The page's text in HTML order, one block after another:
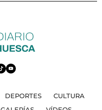
DEPORTES
CULTURA